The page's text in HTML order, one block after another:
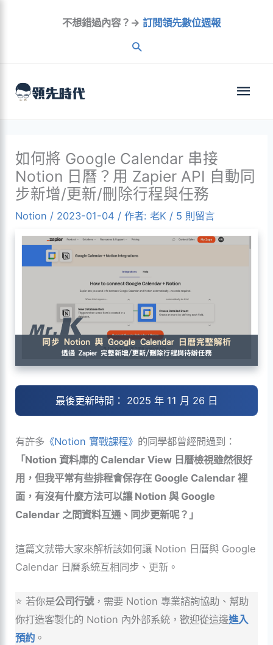
容
不想錯過內容？→ 訂閱領先數位週報
主
如何將 Google Calendar 串接
Notion 日曆？用 Zapier API 自動同
步新增/更新/刪除行程與任務
Notion / 2023-01-04 / 作者:老K / 5 則留言
最後更新時間： 2025 年 11 月 26 日
有許多 《Notion 實戰課程》 的同學都曾經問過到：
「Notion 資料庫的 Calendar View 日曆檢視雖然很好
用，但我平常有些排程會保存在 Google Calendar 裡
面，有沒有什麼方法可以讓 Notion 與 Google
Calendar 之間資料互通、同步更新呢？」
這篇文就帶大家來解析該如何讓 Notion 日曆與 Google
Calendar 日曆系統互相同步、更新。
⭐ 若你是公司行號，需要 Notion 專業諮詢協助、幫助
你打造客製化的 Notion 內外部系統，歡迎從這邊進入
預約 。